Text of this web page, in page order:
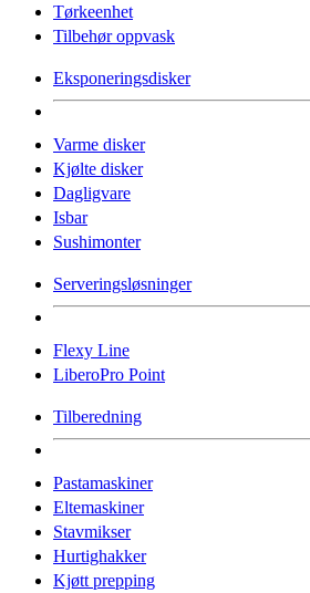
Tørkeenhet
Tilbehør oppvask
Eksponeringsdisker
Varme disker
Kjølte disker
Dagligvare
Isbar
Sushimonter
Serveringsløsninger
Flexy Line
LiberoPro Point
Tilberedning
Pastamaskiner
Eltemaskiner
Stavmikser
Hurtighakker
Kjøtt prepping